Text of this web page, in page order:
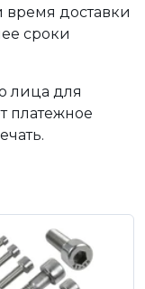
время доставки
сроки
лица для
платежное